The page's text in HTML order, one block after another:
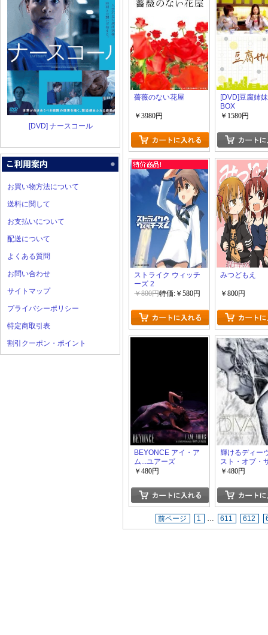
[DVD] ナースコール
お買い物方法について
送料に関して
お支払いについて
配送について
よくある質問
お問い合わせ
サイトマップ
プライバシーポリシー
特定商取引表
割引クーポン・ポイント
薔薇のない花屋
￥3980円
[DVD]豆腐姉
BOX
￥1580円
ストライク ウィッチ
ーズ 2
￥800円特価:￥580円
みつどもえ
￥800円
BEYONCE アイ・ア
ム...ユアーズ
￥480円
輝けるディー
スト・オブ・
ブライトマン~
￥480円
前ページ 1 … 611 612